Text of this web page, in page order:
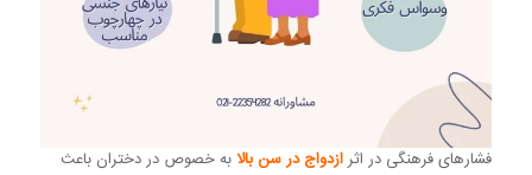
فشارهای فرهنگی در اثرازدواج در سن بالا به خصوص در دختران باعث